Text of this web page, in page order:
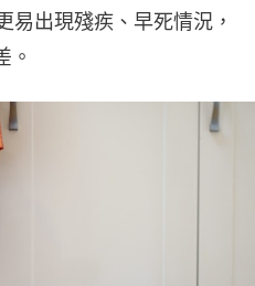
易出現殘疾、早死情況，
。